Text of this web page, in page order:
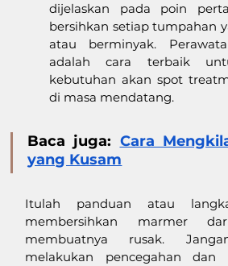
dijelaskan pada poin
bersihkan setiap tumpahan
atau berminyak.
adalah cara terbaik
kebutuhan akan spot
di masa mendatang.
Baca juga: Cara
yang Kusam
Itulah panduan atau
membersihkan marmer
membuatnya rusak.
melakukan pencegahan dan